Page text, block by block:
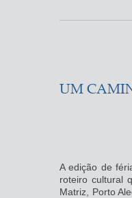
UM
A edição de
roteiro cultural
Matriz, Porto